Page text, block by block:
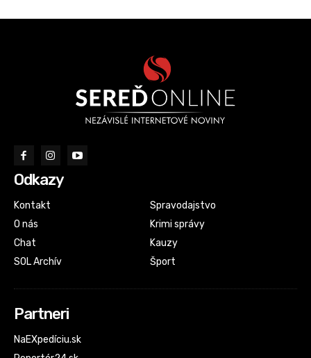
Odkazy
Kontakt
O nás
Chat
SOL Archív
Spravodajstvo
Krimi správy
Kauzy
Šport
Partneri
NaEXpedíciu.sk